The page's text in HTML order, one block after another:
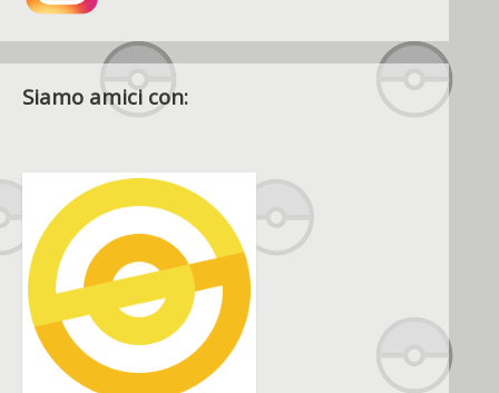
Siamo amici con: